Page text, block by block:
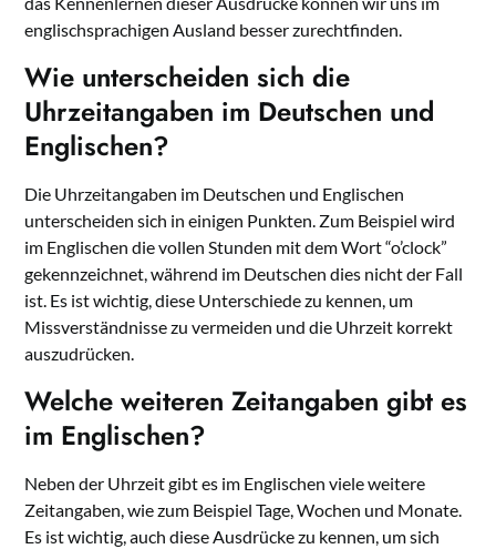
englischsprachigen Ausland besser zurechtfinden.
Wie unterscheiden sich die
Uhrzeitangaben im Deutschen und
Englischen?
Die Uhrzeitangaben im Deutschen und Englischen
unterscheiden sich in einigen Punkten. Zum Beispiel wird
im Englischen die vollen Stunden mit dem Wort “o’clock”
gekennzeichnet, während im Deutschen dies nicht der Fall
ist. Es ist wichtig, diese Unterschiede zu kennen, um
Missverständnisse zu vermeiden und die Uhrzeit korrekt
auszudrücken.
Welche weiteren Zeitangaben gibt es
im Englischen?
Neben der Uhrzeit gibt es im Englischen viele weitere
Zeitangaben, wie zum Beispiel Tage, Wochen und Monate.
Es ist wichtig, auch diese Ausdrücke zu kennen, um sich